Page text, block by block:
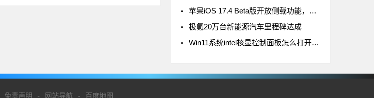
苹果iOS 17.4 Beta版开放侧载功能，但iPad不在列
极氪20万台新能源汽车里程碑达成
Win11系统intel核显控制面板怎么打开-打开intel核显控制面板的方法
免责声明 - 网站导航 - 百度地图